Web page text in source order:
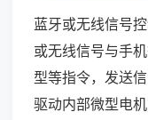
蓝牙或无线信号
或无线信号与手
型等指令，发送
驱动内部微型电